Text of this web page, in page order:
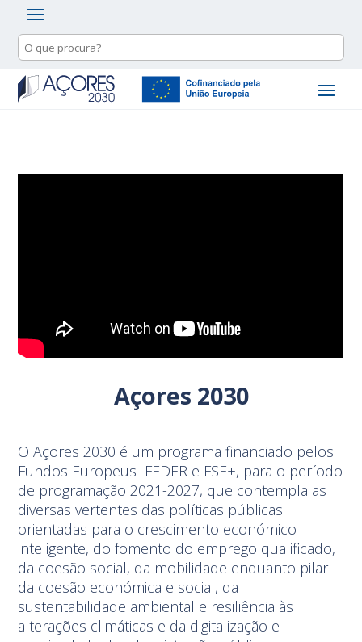
Açores 2030
O Açores 2030 é um programa financiado pelos
Fundos Europeus FEDER e FSE+, para o período
de programação 2021-2027, que contempla as
diversas vertentes das políticas públicas
orientadas para o crescimento económico
inteligente, do fomento do emprego qualificado,
da coesão social, da mobilidade enquanto pilar
da coesão económica e social, da
sustentabilidade ambiental e resiliência às
alterações climáticas e da digitalização e